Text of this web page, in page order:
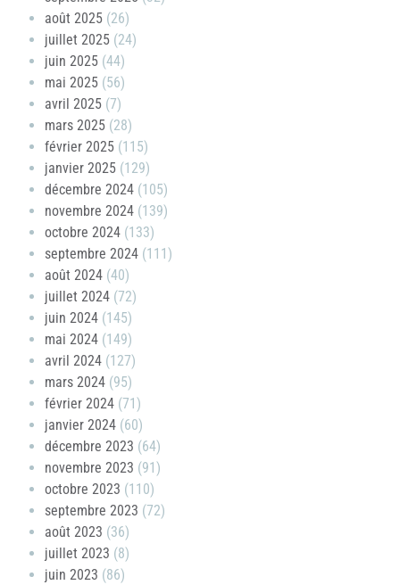
août 2025 (26)
juillet 2025 (24)
juin 2025 (44)
mai 2025 (56)
avril 2025 (7)
mars 2025 (28)
février 2025 (115)
janvier 2025 (129)
décembre 2024 (105)
novembre 2024 (139)
octobre 2024 (133)
septembre 2024 (111)
août 2024 (40)
juillet 2024 (72)
juin 2024 (145)
mai 2024 (149)
avril 2024 (127)
mars 2024 (95)
février 2024 (71)
janvier 2024 (60)
décembre 2023 (64)
novembre 2023 (91)
octobre 2023 (110)
septembre 2023 (72)
août 2023 (36)
juillet 2023 (8)
juin 2023 (86)